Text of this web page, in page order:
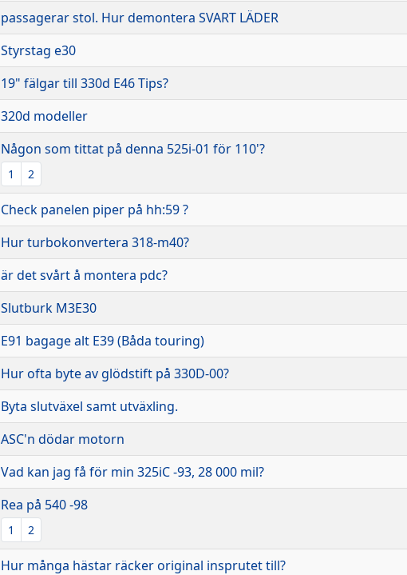
passagerar stol. Hur demontera SVART LÄDER
Styrstag e30
19" fälgar till 330d E46 Tips?
320d modeller
Någon som tittat på denna 525i-01 för 110'?
1 2
Check panelen piper på hh:59 ?
Hur turbokonvertera 318-m40?
är det svårt å montera pdc?
Slutburk M3E30
E91 bagage alt E39 (Båda touring)
Hur ofta byte av glödstift på 330D-00?
Byta slutväxel samt utväxling.
ASC'n dödar motorn
Vad kan jag få för min 325iC -93, 28 000 mil?
Rea på 540 -98
1 2
Hur många hästar räcker original insprutet till?